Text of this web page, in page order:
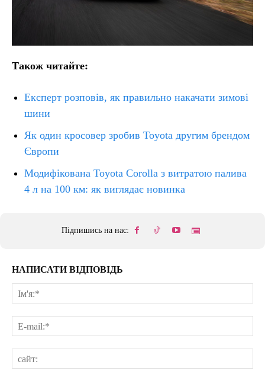
Також читайте:
Експерт розповів, як правильно накачати зимові
шини
Як один кросовер зробив Toyota другим брендом
Європи
Модифікована Toyota Corolla з витратою палива
4 л на 100 км: як виглядає новинка
Підпишись на нас:
НАПИСАТИ ВІДПОВІДЬ